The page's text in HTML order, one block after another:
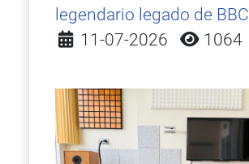
legendario legado de BBC
Detalles
11-07-2026 1064